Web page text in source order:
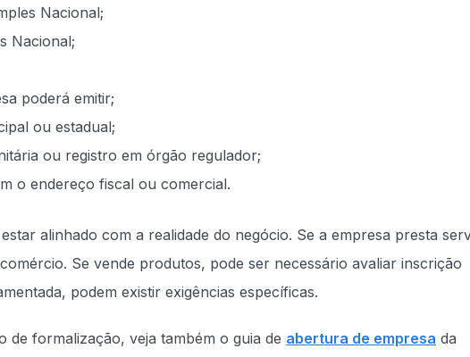
Nacional;
Nacional;
poderá emitir;
ou estadual;
ou registro em órgão regulador;
o endereço fiscal ou comercial.
alinhado com a realidade do negócio. Se a empresa presta
Se vende produtos, pode ser necessário avaliar inscrição
podem existir exigências específicas.
formalização, veja também o guia de abertura de empresa da